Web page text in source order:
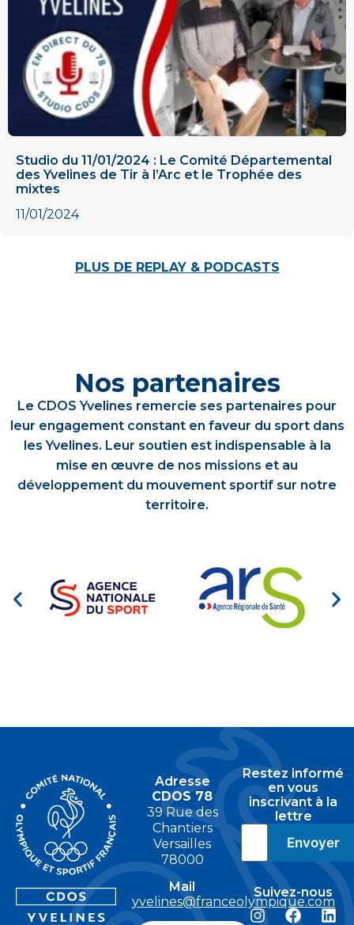
Studio du 11/01/2024 : Le Comité Départemental
des Yvelines de Tir à l’Arc et le Trophée des
mixtes​
11/01/2024
PLUS DE REPLAY & PODCASTS
Nos partenaires
Le CDOS Yvelines remercie ses partenaires pour
leur engagement constant en faveur du sport dans
les Yvelines. Leur soutien est indispensable à la
mise en œuvre de nos missions et au
développement du mouvement sportif sur notre
territoire.
Adresse
CDOS 78
39 Rue des
Chantiers
Versailles
78000
Mail
yvelines@franceolympique.com
Restez informé
en vous
inscrivant à la
lettre
Suivez-nous